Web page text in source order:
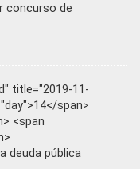
concurso de
title="2019-11-
span>
<span
deuda pública